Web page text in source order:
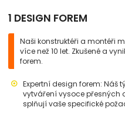
1 DESIGN FOREM
Naši konstruktéři a montéři
více než 10 let. Zkušené a
forem.
Expertní design forem: Náš
vytváření vysoce přesných
splňují vaše specifické